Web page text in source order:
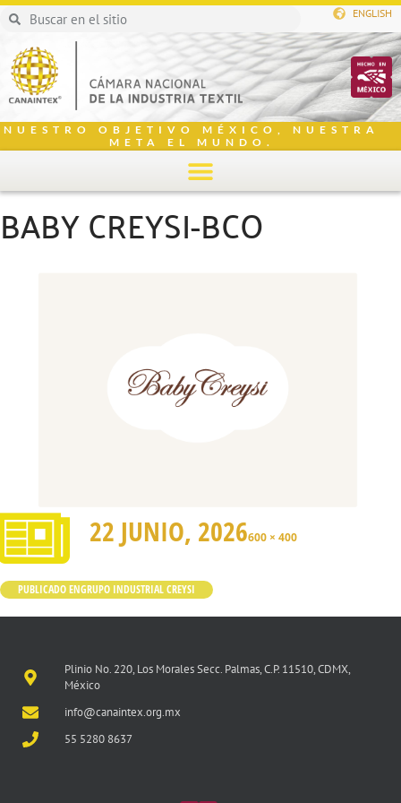
ENGLISH
NUESTRO OBJETIVO MÉXICO, NUESTRA
META EL MUNDO.
BABY CREYSI-BCO
22 JUNIO, 2026600 × 400
PUBLICADO ENGRUPO INDUSTRIAL CREYSI
Plinio No. 220, Los Morales Secc. Palmas, C.P. 11510, CDMX,
México
info@canaintex.org.mx
55 5280 8637